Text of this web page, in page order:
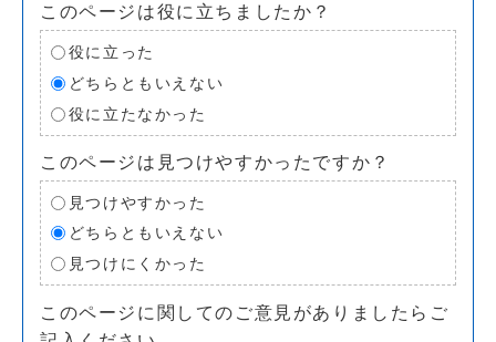
このページは役に立ちましたか？
役に立った
どちらともいえない
役に立たなかった
このページは見つけやすかったですか？
見つけやすかった
どちらともいえない
見つけにくかった
このページに関してのご意見がありましたらご